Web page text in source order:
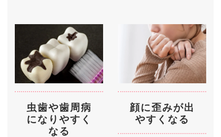
虫歯や歯周病
になりやすく
なる
顔に歪みが出
やすくなる